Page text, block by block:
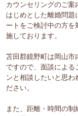
カウンセリングのご
はじめとした離婚問
ートをご検討中の方
施しております。
苫田郡鏡野町は岡山
ですので、面談によ
ンと相談したいと思わ
ださい。
また、距離・時間の